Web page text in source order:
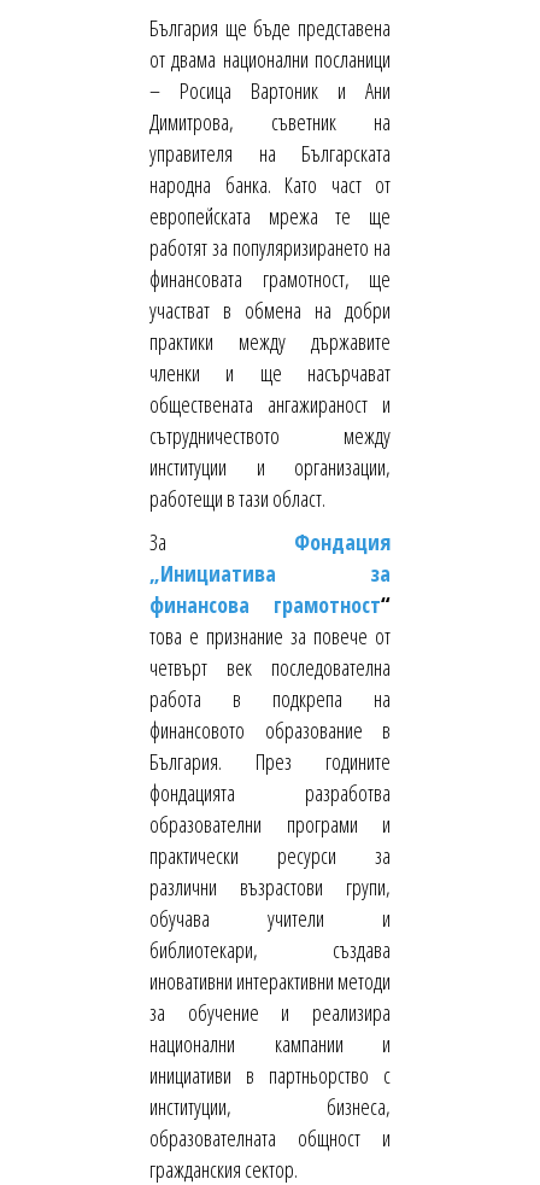
България ще бъде представена
от двама национални посланици
– Росица Вартоник и Ани
Димитрова, съветник на
управителя на Българската
народна банка. Като част от
европейската мрежа те ще
работят за популяризирането на
финансовата грамотност, ще
участват в обмена на добри
практики между държавите
членки и ще насърчават
обществената ангажираност и
сътрудничеството между
институции и организации,
работещи в тази област.
За
Фондация
„Инициатива за
финансова грамотност“
това е признание за повече от
четвърт век последователна
работа в подкрепа на
финансовото образование в
България. През годините
фондацията разработва
образователни програми и
практически ресурси за
различни възрастови групи,
обучава учители и
библиотекари, създава
иновативни интерактивни методи
за обучение и реализира
национални кампании и
инициативи в партньорство с
институции, бизнеса,
образователната общност и
гражданския сектор.